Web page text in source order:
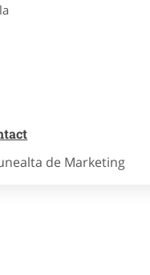
de Marketing